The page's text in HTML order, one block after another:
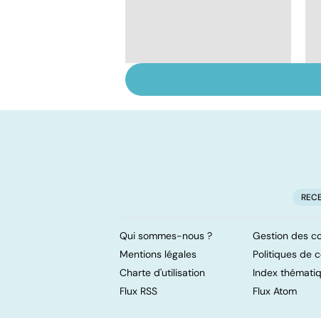
et PMA, des liens
Qui sommes-nous ?
Gestion des
Mentions légales
Politiques de
Charte d'utilisation
Index
Flux RSS
Flux Atom